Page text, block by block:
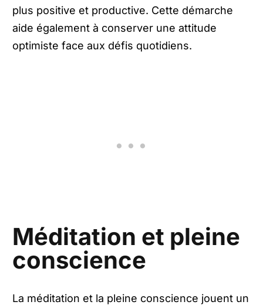
plus positive et productive. Cette démarche
aide également à conserver une attitude
optimiste face aux défis quotidiens.
Méditation et pleine
conscience
La méditation et la pleine conscience jouent un